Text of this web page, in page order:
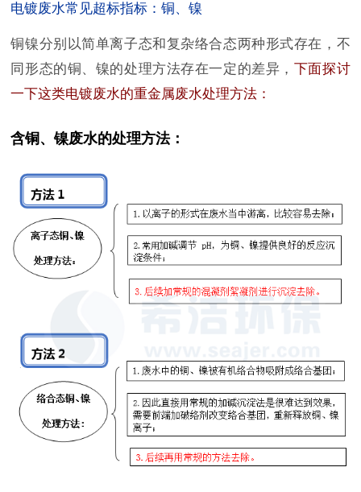
电镀废水常见超标指标：铜、镍
铜镍分别以简单离子态和复杂络合态两种形式存在，不
同形态的铜、镍的处理方法存在一定的差异， 下面探讨
一下这类电镀废水的重金属废水处理方法：
含铜、镍废水的处理方法：